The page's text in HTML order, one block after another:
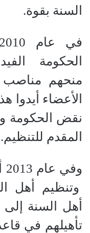
السنة بقوة.
الحكومة
منحهم
الأعضاء
نقض الحكومة
المقدم للتنظيم.
وتنظيم أهل
أهل السنة